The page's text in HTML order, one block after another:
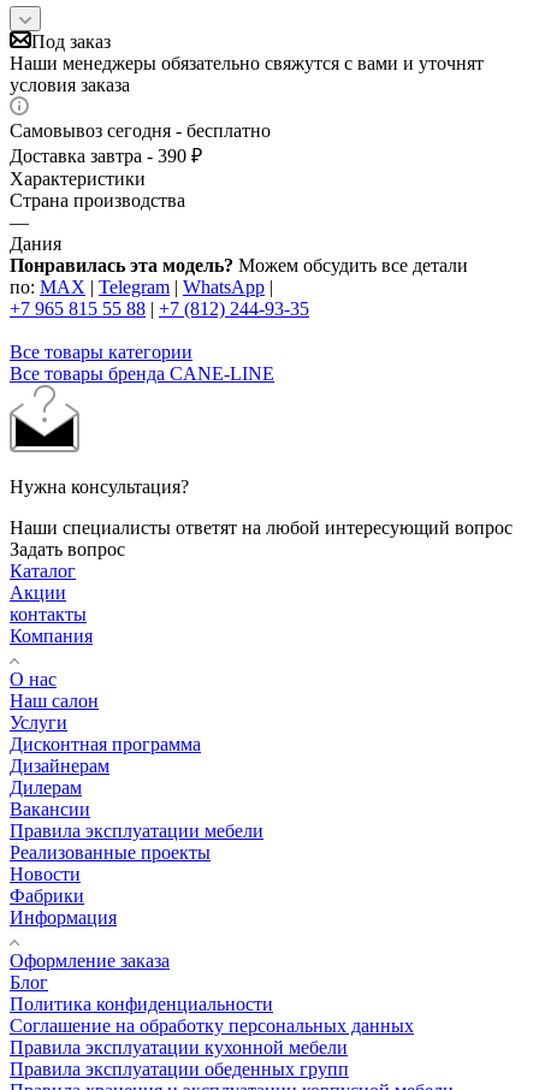
Под заказ
Наши менеджеры обязательно свяжутся с вами и уточнят
условия заказа
Самовывоз сегодня - бесплатно
Доставка завтра - 390 ₽
Характеристики
Страна производства
—
Дания
Понравилась эта модель? Можем обсудить все детали
по: MAX | Telegram | WhatsApp |
+7 965 815 55 88 | +7 (812) 244-93-35
Все товары категории
Все товары бренда CANE-LINE
Нужна консультация?
Наши специалисты ответят на любой интересующий вопрос
Задать вопрос
Каталог
Акции
контакты
Компания
О нас
Наш салон
Услуги
Дисконтная программа
Дизайнерам
Дилерам
Вакансии
Правила эксплуатации мебели
Реализованные проекты
Новости
Фабрики
Информация
Оформление заказа
Блог
Политика конфиденциальности
Соглашение на обработку персональных данных
Правила эксплуатации кухонной мебели
Правила эксплуатации обеденных групп